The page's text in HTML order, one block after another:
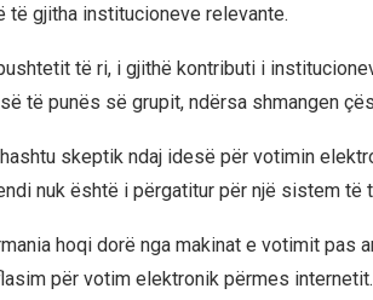
të gjitha institucioneve relevante.
të ri, i gjithë kontributi i
të punës së grupit, ndërsa shmangen
skeptik ndaj idesë për votimin
nuk është i përgatitur për një sistem të
hoqi dorë nga makinat e votimit pas
për votim elektronik përmes